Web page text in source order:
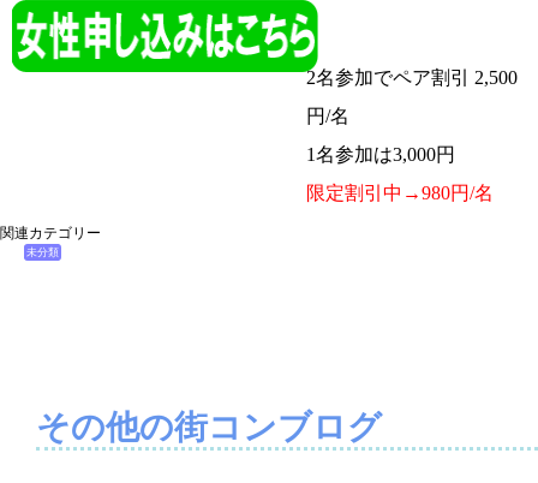
2名参加でペア割引 2,500
円/名
1名参加は3,000円
限定割引中→980円/名
関連カテゴリー
未分類
その他の街コンブログ